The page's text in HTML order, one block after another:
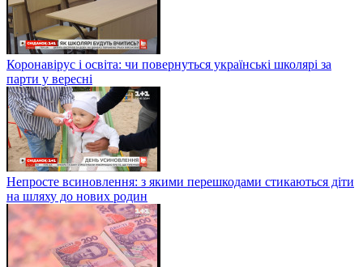
Коронавірус і освіта: чи повернуться українські школярі за
парти у вересні
Непросте всиновлення: з якими перешкодами стикаються діти
на шляху до нових родин